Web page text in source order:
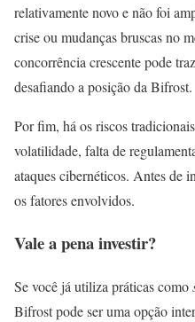
relativamente novo e não foi
crise ou mudanças bruscas no
concorrência crescente pode
desafiando a posição da Bifrost.
Por fim, há os riscos
volatilidade, falta de
ataques cibernéticos. Antes de
os fatores envolvidos.
Vale a pena investir?
Se você já utiliza práticas como
Bifrost pode ser uma opção